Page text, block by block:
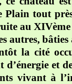
tout
au XIVème
autres,
la cité
et
vivant à